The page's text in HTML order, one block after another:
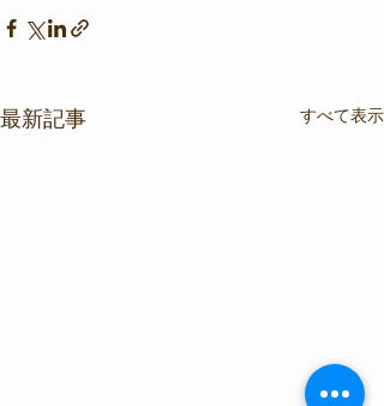
最新記事 すべて表示